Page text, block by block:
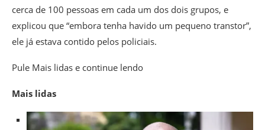
cerca de 100 pessoas em cada um dos dois grupos, e
explicou que “embora tenha havido um pequeno transtor”,
ele já estava contido pelos policiais.
Pule Mais lidas e continue lendo
Mais lidas